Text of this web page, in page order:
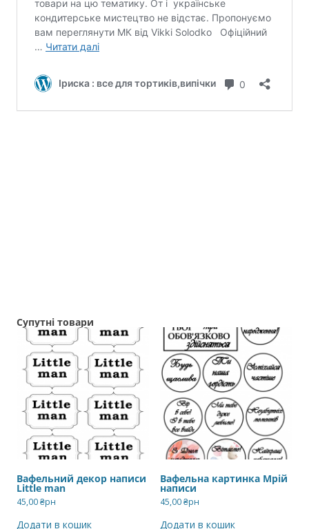
Супутні товари
Вафельний декор написи
Little man
45,00₴рн
Додати в кошик
Вафельна картинка Мрій
написи
45,00₴рн
Додати в кошик